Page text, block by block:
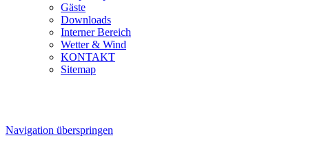
Gäste
Downloads
Interner Bereich
Wetter & Wind
KONTAKT
Sitemap
Navigation überspringen